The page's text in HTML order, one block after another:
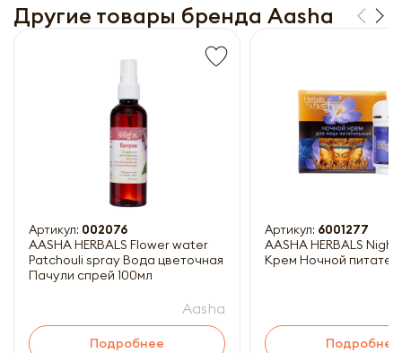
Другие товары бренда Aasha
Артикул: 002076
AASHA HERBALS Flower water
Patchouli spray Вода цветочная
Пачули спрей 100мл
Aasha
Подробнее
Артикул: 6001277
AASHA HERBALS
Крем Ночной
Подробнее
Получить прайс-лист
Обязательны к заполнению